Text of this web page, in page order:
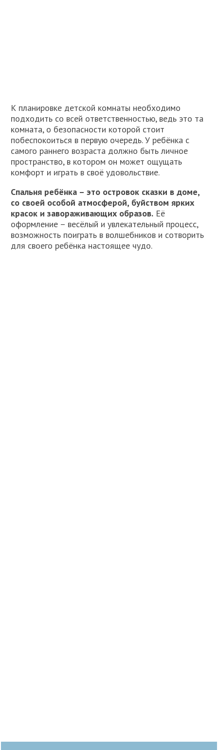
К планировке детской комнаты необходимо
подходить со всей ответственностью, ведь это та
комната, о безопасности которой стоит
побеспокоиться в первую очередь. У ребёнка с
самого раннего возраста должно быть личное
пространство, в котором он может ощущать
комфорт и играть в своё удовольствие.
Спальня ребёнка – это островок сказки в доме,
со своей особой атмосферой, буйством ярких
красок и завораживающих образов. Её
оформление – весёлый и увлекательный процесс,
возможность поиграть в волшебников и сотворить
для своего ребёнка настоящее чудо.